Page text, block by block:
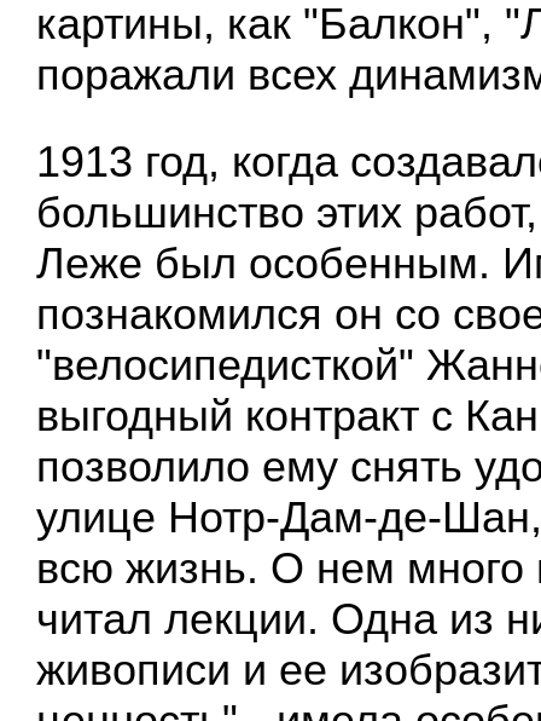
картины, как "Балкон",
поражали всех
1913 год, когда
большинство этих
Леже был особенным.
познакомился он со
"велосипедисткой"
выгодный контракт с
позволило ему снять
улице Нотр-Дам-де-Шан,
всю жизнь. О нем много
читал лекции. Одна из
живописи и ее